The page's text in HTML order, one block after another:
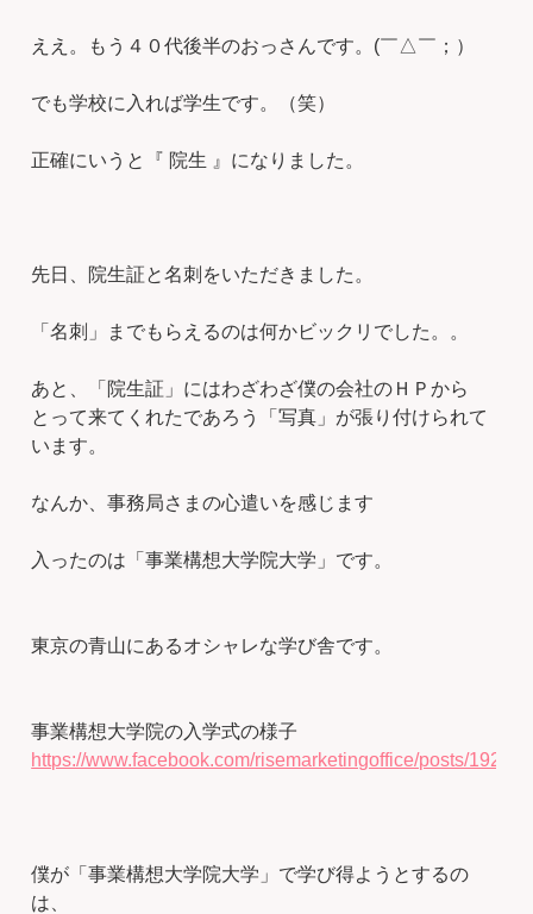
ええ。もう４０代後半のおっさんです。(￣△￣；）
でも学校に入れば学生です。（笑）
正確にいうと『 院生 』になりました。
先日、院生証と名刺をいただきました。
「名刺」までもらえるのは何かビックリでした。。
あと、「院生証」にはわざわざ僕の会社のＨＰから
とって来てくれたであろう「写真」が張り付けられて
います。
なんか、事務局さまの心遣いを感じます
入ったのは「事業構想大学院大学」です。
東京の青山にあるオシャレな学び舎です。
事業構想大学院の入学式の様子
https://www.facebook.com/risemarketingoffice/posts/
僕が「事業構想大学院大学」で学び得ようとするの
は、